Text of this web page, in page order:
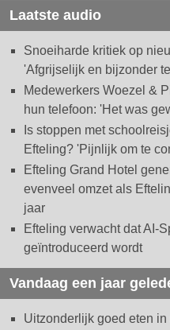
Laatste audio
Snoeiharde kritiek op
'Afgrijselijk en bijzonder
Medewerkers Woezel &
hun telefoon: 'Het was
Is stoppen met
Efteling? 'Pijnlijk om te
Efteling Grand Hotel
evenveel omzet als
jaar
Efteling verwacht dat AI-
geïntroduceerd wordt
Vandaag een jaar
Uitzonderlijk goed eten